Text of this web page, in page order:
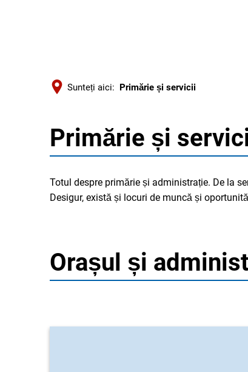
Sunteți aici: Primărie și servicii
Primărie
servicii
Primărie și
Totul despre primărie și administrație. De la
Desigur, există și locuri de muncă și
Orașul și